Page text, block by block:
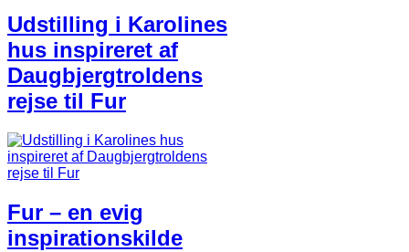
Udstilling i Karolines
hus inspireret af
Daugbjergtroldens
rejse til Fur
Fur – en evig
inspirationskilde